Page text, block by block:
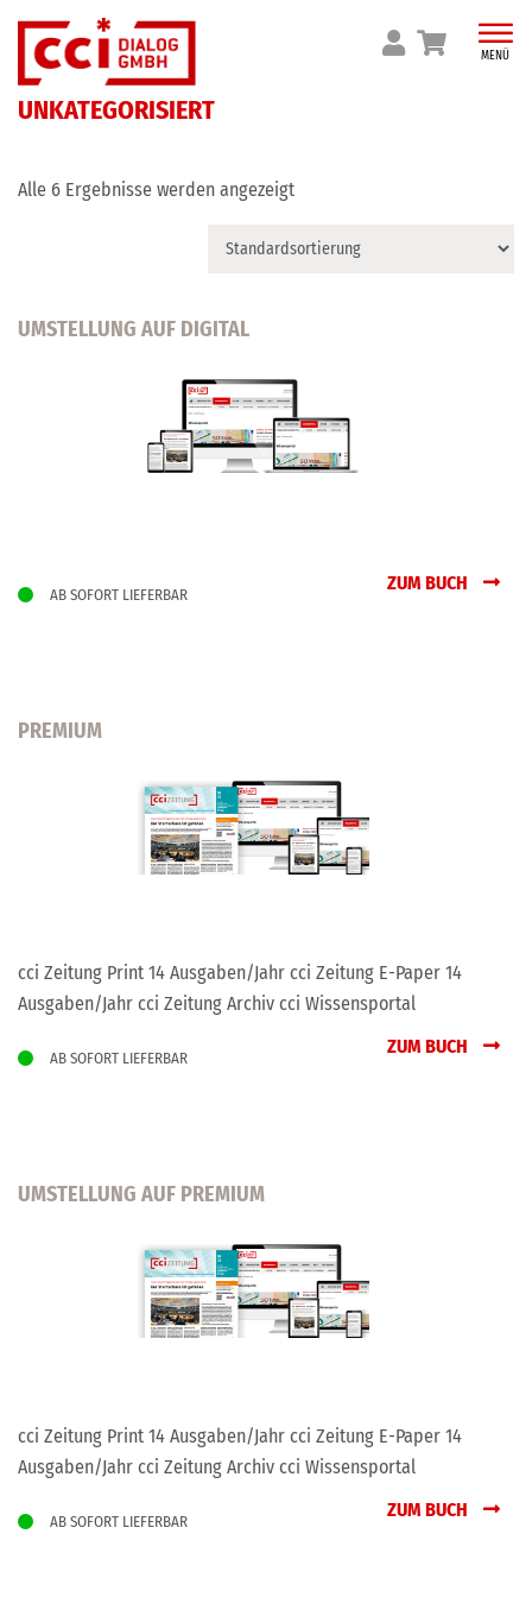
to
content
MENÜ
UNKATEGORISIERT
Alle 6 Ergebnisse werden angezeigt
UMSTELLUNG AUF DIGITAL
AB SOFORT LIEFERBAR
ZUM BUCH
PREMIUM
cci Zeitung Print 14 Ausgaben/Jahr cci Zeitung E-Paper 14
Ausgaben/Jahr cci Zeitung Archiv cci Wissensportal
AB SOFORT LIEFERBAR
ZUM BUCH
UMSTELLUNG AUF PREMIUM
cci Zeitung Print 14 Ausgaben/Jahr cci Zeitung E-Paper 14
Ausgaben/Jahr cci Zeitung Archiv cci Wissensportal
AB SOFORT LIEFERBAR
ZUM BUCH